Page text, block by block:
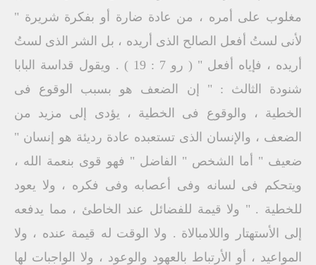
مغلوب على أمره ، من عادة ضارة أو بفكرة شريرة "
لأنى لستُ أفعل الصالح الذى أريده ، بل الشر الذى لستُ
أريده ، فإياه أفعل " ( رو 7 : 19 ) . ويقول قداسة البابا
شنودة الثالث : " إن الضعف هو بسبب الوقوع فى
الخطية ، والوقوع فى الخطية ، يؤدى إلى مزيد من
الضعف ، والإنسان الذى تستعبده عادة رديئة هو إنسان "
ضعيف " أما الشخص " الفاضل " فهو قوى بنعمة الله ،
ويتحكم فى لسانه وفى أعصابه وفى فكره ، ولا يعود
للخطية . " ولا قيمة للفضائل عند الخاطئ ، مما يدفعه
إلى الأستهتار واللامبالاة . ولا الوقت له قيمة عنده ، ولا
المواعيد ، أو الأرتباط بالعهود والوعود ، ولا الواجبات لها